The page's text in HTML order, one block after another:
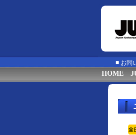
■ お問
HOME